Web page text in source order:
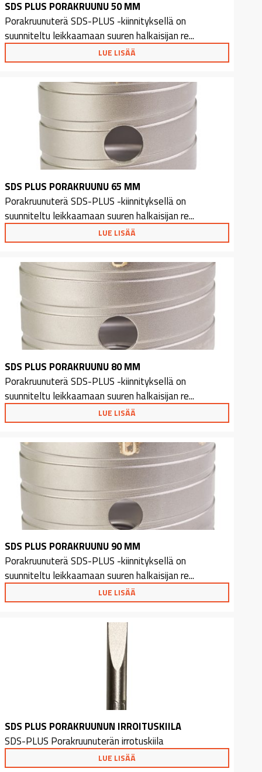
SDS PLUS PORAKRUUNU 50 MM
Porakruunuterä SDS-PLUS -kiinnityksellä on
suunniteltu leikkaamaan suuren halkaisijan re...
LUE LISÄÄ
SDS PLUS PORAKRUUNU 65 MM
Porakruunuterä SDS-PLUS -kiinnityksellä on
suunniteltu leikkaamaan suuren halkaisijan re...
LUE LISÄÄ
SDS PLUS PORAKRUUNU 80 MM
Porakruunuterä SDS-PLUS -kiinnityksellä on
suunniteltu leikkaamaan suuren halkaisijan re...
LUE LISÄÄ
SDS PLUS PORAKRUUNU 90 MM
Porakruunuterä SDS-PLUS -kiinnityksellä on
suunniteltu leikkaamaan suuren halkaisijan re...
LUE LISÄÄ
SDS PLUS PORAKRUUNUN IRROITUSKIILA
SDS-PLUS Porakruunuterän irrotuskiila
LUE LISÄÄ